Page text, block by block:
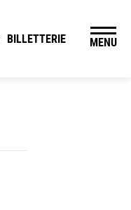
BILLETTERIE MENU